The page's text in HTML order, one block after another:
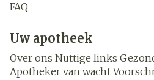
FAQ
Uw apotheek
Over ons Nuttige links
Apotheker van wacht